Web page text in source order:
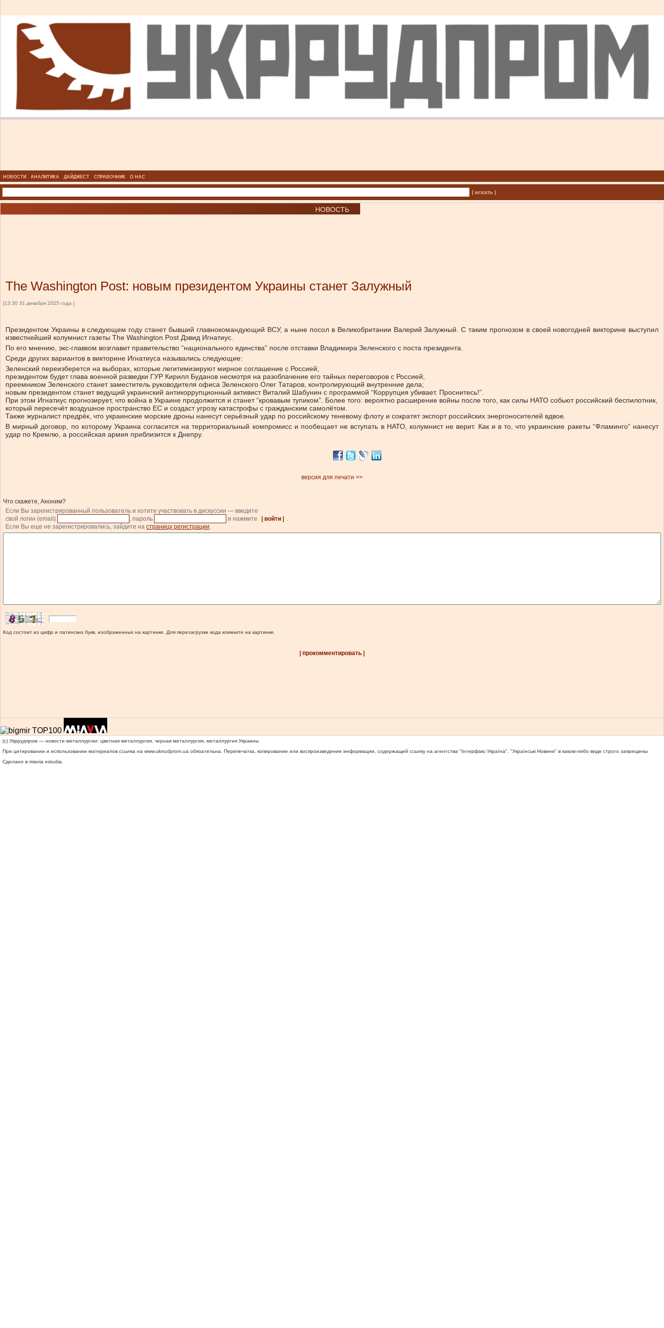
НОВОСТИ АНАЛИТИКА ДАЙДЖЕСТ СПРАВОЧНИК О НАС
| искать |
НОВОСТЬ
The Washington Post: новым президентом Украины станет Залужный
[13:30 31 декабря 2025 года ]
Президентом Украины в следующем году станет бывший главнокомандующий ВСУ, а ныне посол в Великобритании Валерий Залужный. С таким прогнозом в своей новогодней викторине выступил
известнейший колумнист газеты The Washington Post Дэвид Игнатиус.
По его мнению, экс-главком возглавит правительство “национального единства” после отставки Владимира Зеленского с поста президента.
Среди других вариантов в викторине Игнатиуса назывались следующие:
Зеленский переизберется на выборах, которые легитимизируют мирное соглашение с Россией;
президентом будет глава военной разведки ГУР Кирилл Буданов несмотря на разоблачение его тайных переговоров с Россией;
преемником Зеленского станет заместитель руководителя офиса Зеленского Олег Татаров, контролирующий внутренние дела;
новым президентом станет ведущий украинский антикоррупционный активист Виталий Шабунин с программой “Коррупция убивает. Проснитесь!”.
При этом Игнатиус прогнозирует, что война в Украине продолжится и станет “кровавым тупиком”. Более того: вероятно расширение войны после того, как силы НАТО собьют российский беспилотник,
который пересечёт воздушное пространство ЕС и создаст угрозу катастрофы с гражданским самолётом.
Также журналист предрёк, что украинские морские дроны нанесут серьёзный удар по российскому теневому флоту и сократят экспорт российских энергоносителей вдвое.
В мирный договор, по которому Украина согласится на территориальный компромисс и пообещает не вступать в НАТО, колумнист не верит. Как и в то, что украинские ракеты “Фламинго” нанесут
удар по Кремлю, а российская армия приблизится к Днепру.
версия для печати >>
Что скажете, Аноним?
Если Вы зарегистрированный пользователь и хотите участвовать в дискуссии — введите
свой логин (email)
, пароль и нажмите | войти |
.
Если Вы еще не зарегистрировались, зайдите на страницу регистрации.
Код состоит из цифр и латинских букв, изображенных на картинке. Для перезагрузки кода кликните на картинке.
| прокомментировать |
(c) Укррудпром — новости металлургии: цветная металлургия, черная металлургия, металлургия Украины
При цитировании и использовании материалов ссылка на www.ukrrudprom.ua обязательна. Перепечатка, копирование или воспроизведение информации, содержащей ссылку на агентства "Iнтерфакс-Україна", "Українськi Новини" в каком-либо виде строго запрещены
Сделано в miavia estudia.